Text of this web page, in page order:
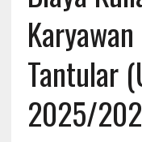
Tantular
2025/